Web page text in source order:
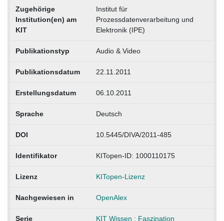
Zugehörige
Institution(en) am
KIT
Institut für
Prozessdatenverarbeitung und
Elektronik (IPE)
Publikationstyp Audio & Video
Publikationsdatum 22.11.2011
Erstellungsdatum 06.10.2011
Sprache Deutsch
DOI 10.5445/DIVA/2011-485
Identifikator KITopen-ID: 1000110175
Lizenz KITopen-Lizenz
Nachgewiesen in OpenAlex
Serie KIT Wissen : Faszination